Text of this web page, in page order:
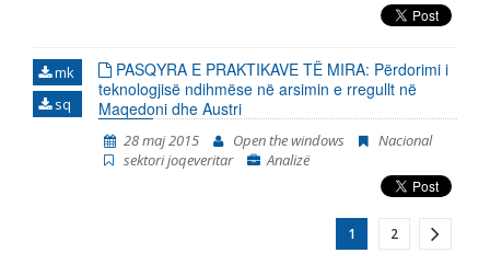
mk
sq
PASQYRA E PRAKTIKAVE TË MIRA: Përdorimi i
teknologjisë ndihmëse në arsimin e rregullt në
Maqedoni dhe Austri
28 maj 2015 Open the windows
Nacional
sektori joqeveritar
Analizë
1 2